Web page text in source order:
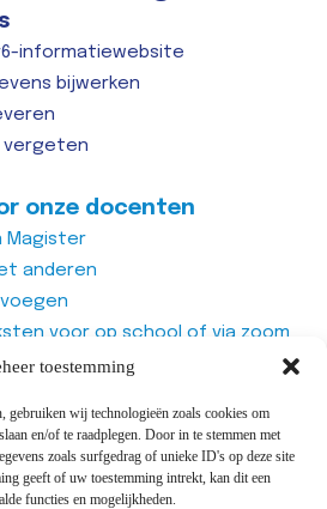
toestemming
gebruiken wij technologieën zoals cookies om
en/of te raadplegen. Door in te stemmen met
zoals surfgedrag of unieke ID's op deze site
geeft of uw toestemming intrekt, kan dit een
functies en mogelijkheden.
informatiewebsite
bijwerken
vergeten
onze docenten
Magister
anderen
voor op school of via zoom
algemeen
aanmaken